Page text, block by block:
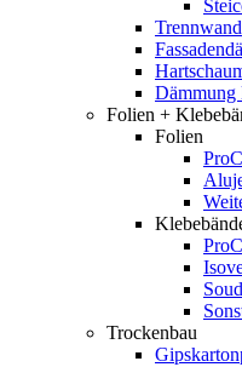
Dämmung
Folien +
Folien
Trockenbau